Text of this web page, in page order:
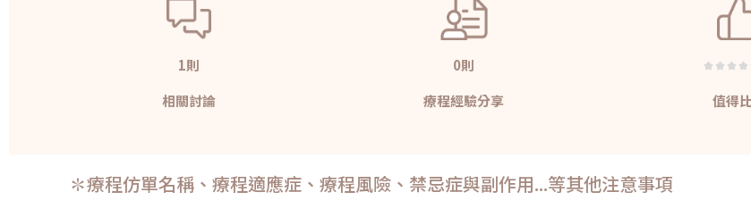
1則
相關討論
0則
療程經驗分享
值得
✽療程仿單名稱、療程適應症、療程風險、禁忌症與副作用...等其他注意事項